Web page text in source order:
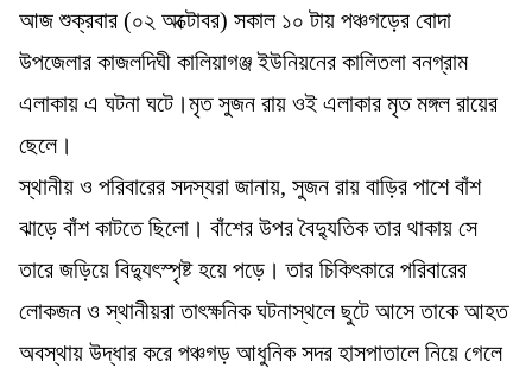
আজ শুক্রবার (০২ অক্টোবর) সকাল ১০ টায় পঞ্চগড়ের বোদা
উপজেলার কাজলদিঘী কালিয়াগঞ্জ ইউনিয়নের কালিতলা বনগ্রাম
এলাকায় এ ঘটনা ঘটে।মৃত সুজন রায় ওই এলাকার মৃত মঙ্গল রায়ের
ছেলে।
স্থানীয় ও পরিবারের সদস্যরা জানায়, সুজন রায় বাড়ির পাশে বাঁশ
ঝাড়ে বাঁশ কাটতে ছিলো। বাঁশের উপর বৈদ্যুতিক তার থাকায় সে
তারে জড়িয়ে বিদ্যুৎস্পৃষ্ট হয়ে পড়ে। তার চিকিৎকারে পরিবারের
লোকজন ও স্থানীয়রা তাৎক্ষনিক ঘটনাস্থলে ছুটে আসে তাকে আহত
অবস্থায় উদ্ধার করে পঞ্চগড় আধুনিক সদর হাসপাতালে নিয়ে গেলে